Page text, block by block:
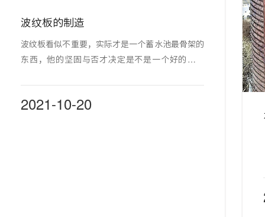
波纹板的制造
波纹板看似不重要，实际才是一个蓄水池最骨架的
东西，他的坚固与否才决定是不是一个好的蓄水
2021-10-20